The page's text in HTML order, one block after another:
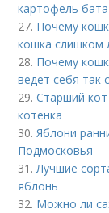
картофель
27. Почему
кошка слишком
28. Почему
ведет себя так
29.Старший
котенка
30.Яблони
Подмосковья
31.Лучшие
яблонь
32. Можно ли